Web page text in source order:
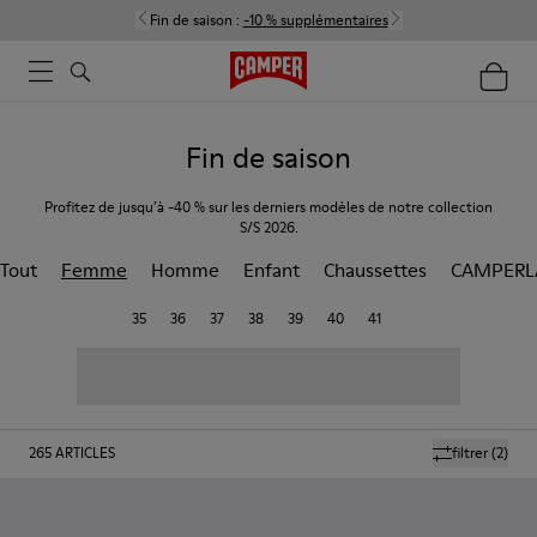
Fin de saison : -10 % supplémentaires
Fin de saison
Profitez de jusqu’à -40 % sur les derniers modèles de notre collection
S/S 2026.
Tout Femme Homme Enfant Chaussettes
35 36 37 38 39 40 41
filtrer(2)
265ARTICLES